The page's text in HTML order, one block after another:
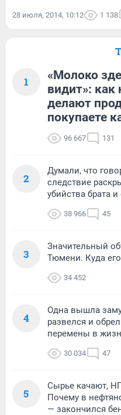
28 июля, 2014, 10:12 1 138
1
«Молоко
видит»:
делают
покупаете
96 667 131
2
Думали, что
следствие
убийства брата
38 966 45
3
Значительный
Тюмени. Куда
34 452
4
Одна вышла
развелся и
перемены в
30 034 47
5
Сырье качают,
Почему в
— закончился